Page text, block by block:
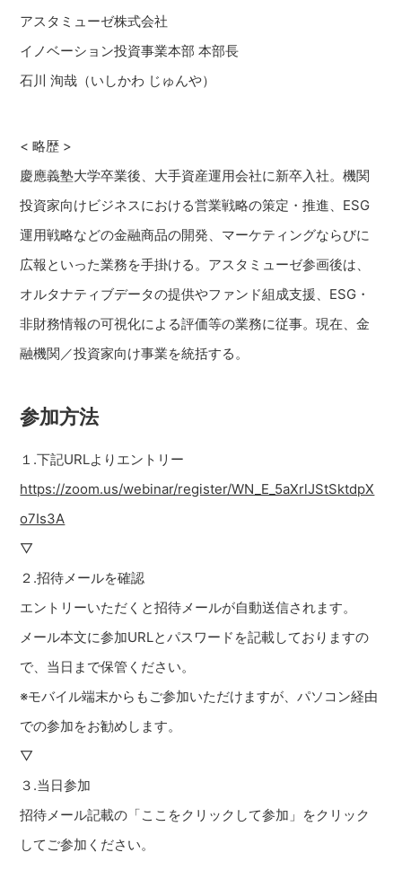
アスタミューゼ株式会社
イノベーション投資事業本部 本部長
石川 洵哉（いしかわ じゅんや）
< 略歴 >
慶應義塾大学卒業後、大手資産運用会社に新卒入社。機関
投資家向けビジネスにおける営業戦略の策定・推進、ESG
運用戦略などの金融商品の開発、マーケティングならびに
広報といった業務を手掛ける。アスタミューゼ参画後は、
オルタナティブデータの提供やファンド組成支援、ESG・
非財務情報の可視化による評価等の業務に従事。現在、金
融機関／投資家向け事業を統括する。
参加方法
１.下記URLよりエントリー
https://zoom.us/webinar/register/WN_E_5aXrlJStSktdpX
o7Is3A
▽
２.招待メールを確認
エントリーいただくと招待メールが自動送信されます。
メール本文に参加URLとパスワードを記載しておりますの
で、当日まで保管ください。
※モバイル端末からもご参加いただけますが、パソコン経由
での参加をお勧めします。
▽
３.当日参加
招待メール記載の「ここをクリックして参加」をクリック
してご参加ください。